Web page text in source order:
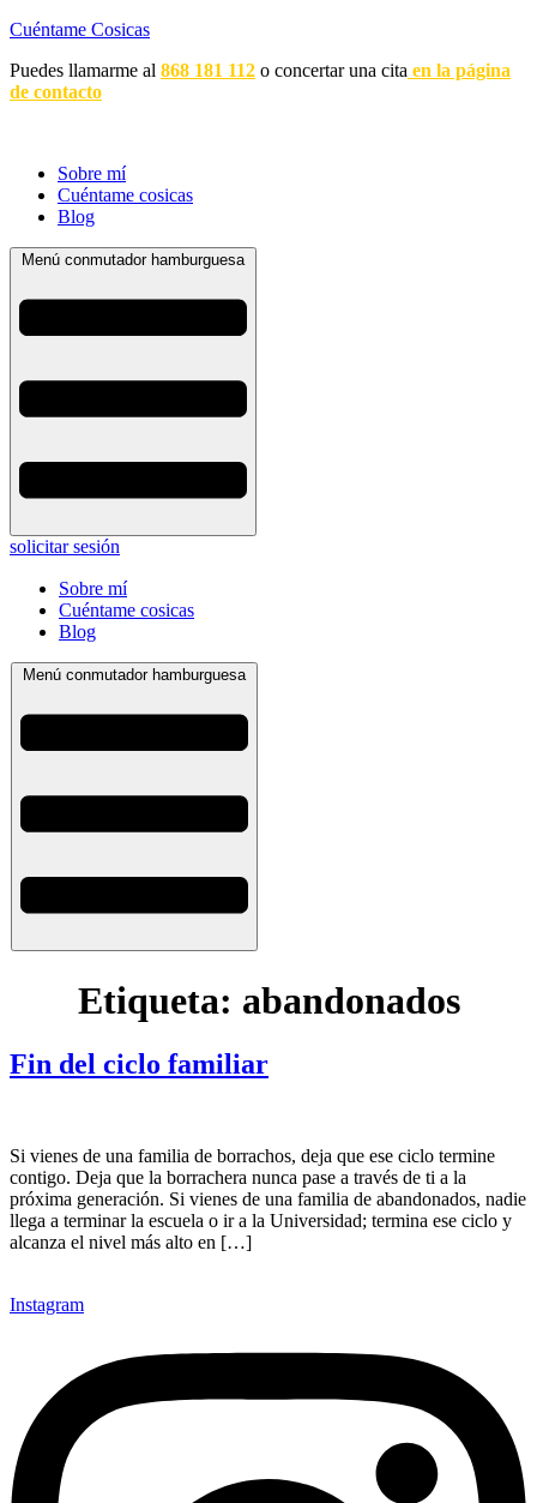
Cuéntame Cosicas
Puedes llamarme al 868 181 112 o concertar una cita en la página
de contacto
Sobre mí
Cuéntame cosicas
Blog
Menú conmutador hamburguesa
solicitar sesión
Sobre mí
Cuéntame cosicas
Blog
Menú conmutador hamburguesa
Etiqueta: abandonados
Fin del ciclo familiar
Si vienes de una familia de borrachos, deja que ese ciclo termine
contigo. Deja que la borrachera nunca pase a través de ti a la
próxima generación. Si vienes de una familia de abandonados, nadie
llega a terminar la escuela o ir a la Universidad; termina ese ciclo y
alcanza el nivel más alto en […]
Instagram